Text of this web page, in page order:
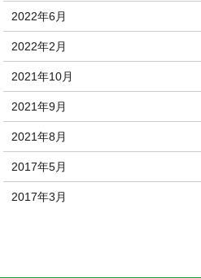
2022年6月
2022年2月
2021年10月
2021年9月
2021年8月
2017年5月
2017年3月